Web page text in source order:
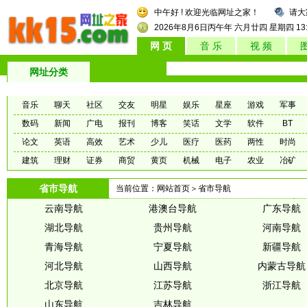
请
中午好 ! 欢迎光临网址之家！
2026年8月6日 丙午年 六月廿四 星期四
网 页 音 乐 视 频
网址分类
音乐 聊天 社区 交友 明星 娱乐 星座 游戏
军事
数码
新闻 广电 报刊 博客 笑话 文学 软件
BT
论文
英语 高效 艺术 少儿 医疗 医药 两性
时尚
建筑
理财 证券 商贸 黄页 机械 电子 农业 冶矿
省市导航 当前位置： 网站首页 ＞省市导航
云南导航 港澳台导航
广东导航
湖北导航
贵州导航
河南导航
青海导航
宁夏导航
新疆导航
河北导航
山西导航
内蒙古导航
北京导航
江苏导航
浙江导航
山东导航
吉林导航